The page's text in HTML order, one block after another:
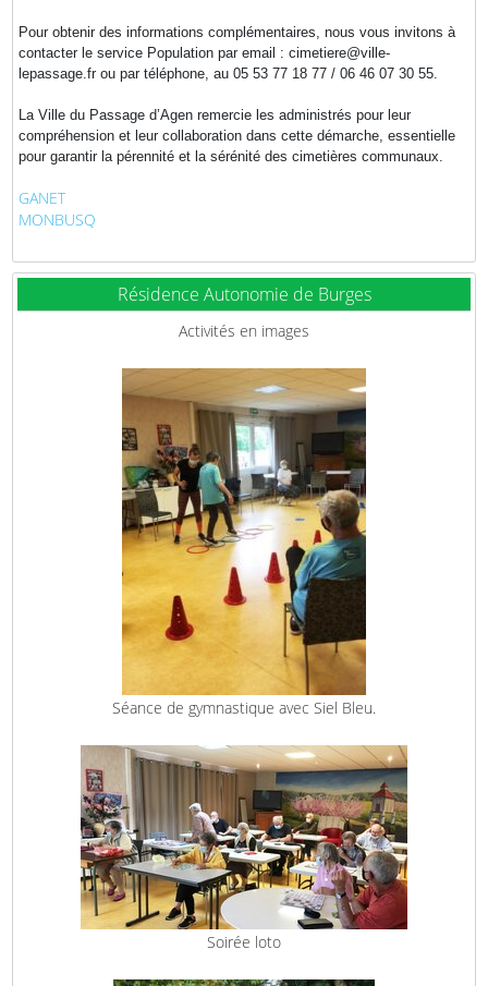
Pour obtenir des informations complémentaires, nous vous invitons à
contacter le service Population par email : cimetiere@ville-
lepassage.fr ou par téléphone, au 05 53 77 18 77 / 06 46 07 30 55.
La Ville du Passage d’Agen remercie les administrés pour leur
compréhension et leur collaboration dans cette démarche, essentielle
pour garantir la pérennité et la sérénité des cimetières communaux.
GANET
MONBUSQ
Résidence Autonomie de Burges
Activités en images
Séance de gymnastique avec Siel Bleu.
Soirée loto